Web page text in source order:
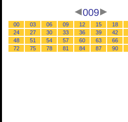
009
00 03 06 09 12 15 18
24
27 30 33 36 39 42
48
51 54 57 60 63 66
72
75 78 81 84 87 90